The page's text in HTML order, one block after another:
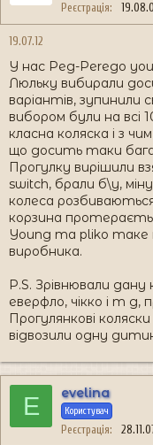
Реєстрація
19.07.12
У нас Peg-Perego
Люльку вибирали
варіантів, зупинили
вибором були на всі
класна коляска і з
що досить таки
Прогулку вирішили
switch, брали б\у,
колеса
корзина
Young та pliko таке
виробника.
P.S. Зрівнювали
еверфло, чікко і т д,
Прогулянкові
відвозили одну
E evelina
Користувач
Реєстрація